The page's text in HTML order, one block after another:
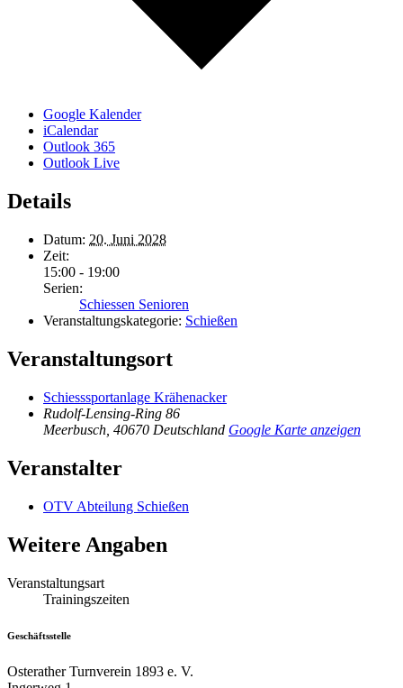
Google Kalender
iCalendar
Outlook 365
Outlook Live
Details
Datum: 20. Juni 2028
Zeit:
15:00 - 19:00
Serien:
Schiessen Senioren
Veranstaltungskategorie: Schießen
Veranstaltungsort
Schiesssportanlage Krähenacker
Rudolf-Lensing-Ring 86
Meerbusch 40670 Deutschland Google Karte anzeigen
Veranstalter
OTV Abteilung Schießen
Weitere Angaben
Veranstaltungsart
Trainingszeiten
Geschäftsstelle
Osterather Turnverein 1893 e. V.